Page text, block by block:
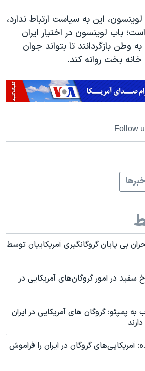
این به سیاست ارتباط ندارد،
باب لوینسون در اختیار ایران
وطن بازگردانند تا بتواند جوان
بخت روانه کند.
Follow
بی پایان گروگانگیری آمریکاییان توسط
سفید در امور گروگان‌های آمریکایی در
پمپئو: گروگان های آمریکایی در ایران
آمریکایی‌های گروگان در ایران را فراموش